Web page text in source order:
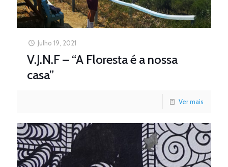
Julho 19, 2021
V.J.N.F – “A Floresta é a nossa
casa”
Ver mais